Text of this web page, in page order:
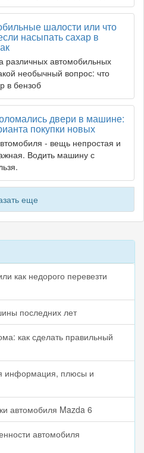
шалости или что
насыпать сахар в
различных автомобильных
необычный вопрос: что
в бензоб
двери в машине:
покупки новых
- вещь непростая и
Водить машину с
еще
как недорого перевезти
последних лет
как сделать правильный
информация, плюсы и
автомобиля Mazda 6
автомобиля